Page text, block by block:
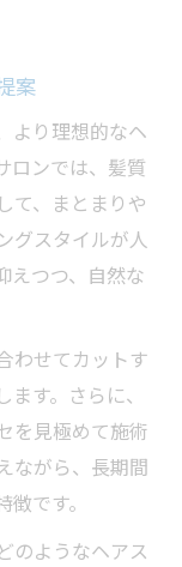
案
より理想的なヘ
ロンでは、髪質
て、まとまりや
グスタイルが人
えつつ、自然な
わせてカットす
す。さらに、
を見極めて施術
ながら、長期間
です。
のようなヘアス